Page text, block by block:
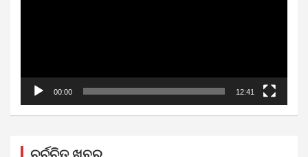
00:00 12:41